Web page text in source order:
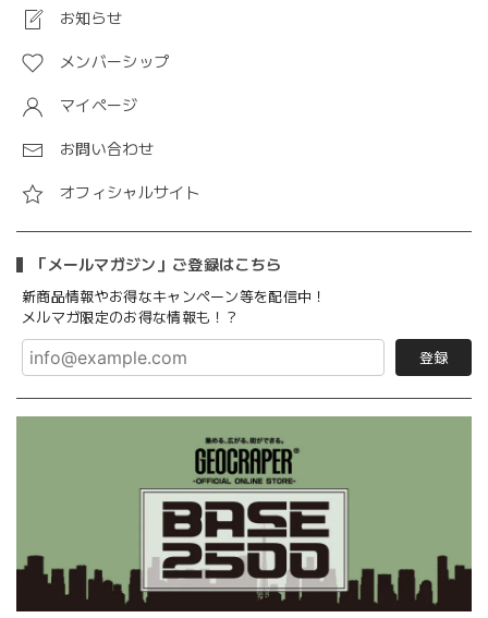
お知らせ
メンバーシップ
マイページ
お問い合わせ
オフィシャルサイト
「メールマガジン」ご登録はこちら
新商品情報やお得なキャンペーン等を配信中！
メルマガ限定のお得な情報も！？
登録